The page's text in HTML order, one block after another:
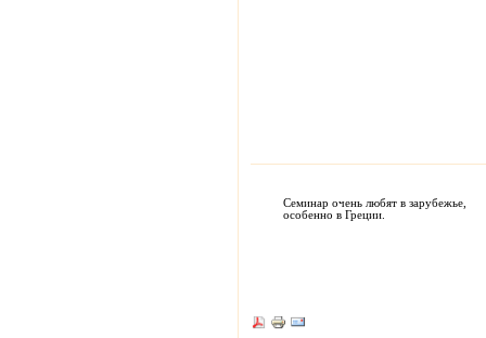
Семинар очень любят в зарубежье,
особенно в Греции.